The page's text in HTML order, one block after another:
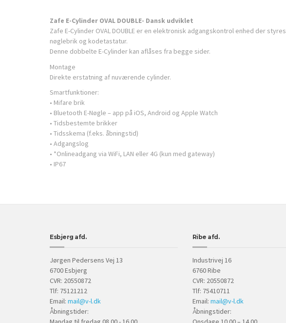
Zafe E-Cylinder OVAL DOUBLE- Dansk udviklet
Zafe E-Cylinder OVAL DOUBLE er en elektronisk adgangskontrol enhed der
nøglebrik og kodetastatur.
Denne dobbelte E-Cylinder kan aflåses fra begge sider.
Montage
Direkte erstatning af nuværende cylinder.
Smartfunktioner:
• Mifare brik
• Bluetooth E-Nøgle – app på iOS, Android og Apple Watch
• Tidsbestemte brikker
• Tidsskema (f.eks. åbningstid)
• Adgangslog
• *Onlineadgang via WiFi, LAN eller 4G (kun med gateway)
• IP67
Esbjerg afd.
Jørgen Pedersens Vej 13
6700 Esbjerg
CVR: 20550872
Tlf: 75121212
Email: mail@v-l.dk
Åbningstider:
Ribe afd.
Industrivej 16
6760 Ribe
CVR: 20550872
Tlf: 75410711
Email: mail@v-l.dk
Åbningstider: